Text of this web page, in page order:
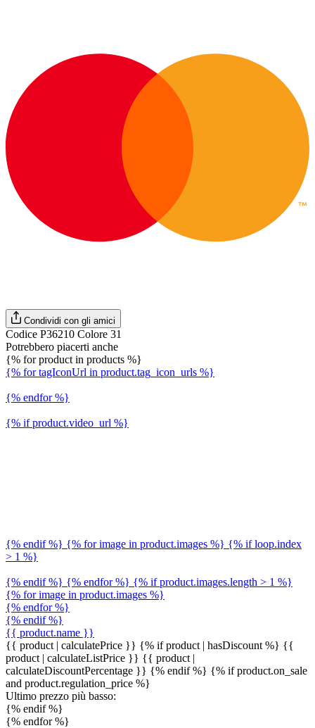
Condividi con gli amici
Codice P36210 Colore 31
Potrebbero piacerti anche
{% for product in products %}
{% for tagIconUrl in product.tag_icon_urls %}
{% endfor %}
{% if product.video_url %}
{% endif %} {% for image in product.images %} {% if loop.index
> 1 %}
{% endif %} {% endfor %} {% if product.images.length > 1 %}
{% for image in product.images %}
{% endfor %}
{% endif %}
{{ product.name }}
{{ product | calculatePrice }} {% if product | hasDiscount %} {{
product | calculateListPrice }} {{ product |
calculateDiscountPercentage }} {% endif %} {% if product.on_sale
and product.regulation_price %}
Ultimo prezzo più basso:
{% endif %}
{% endfor %}